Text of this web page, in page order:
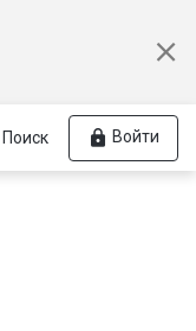
Поиск Войти